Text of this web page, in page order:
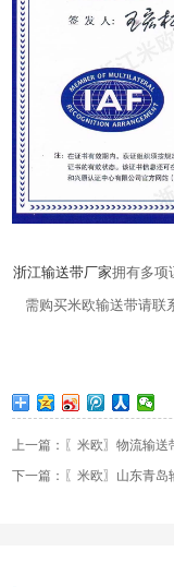
浙江输送带厂家拥有多项
需购买米欧输送带请联
上一篇：〖米欧〗物流输送
下一篇：〖米欧〗山东青